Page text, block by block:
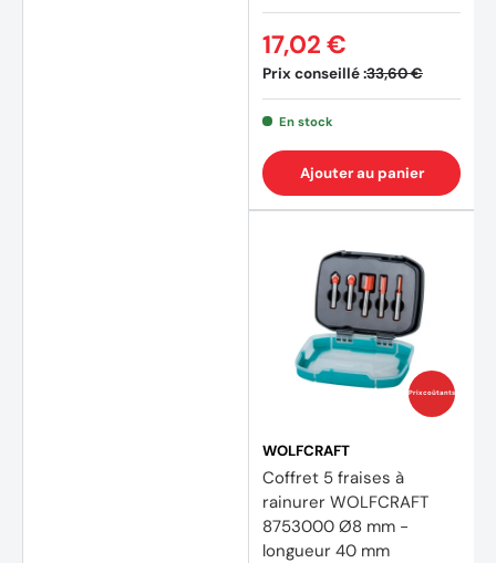
Prix conseillé :33,60 €
17,02 €
En stock
Ajouter au panier
Prix coûtants
WOLFCRAFT
Coffret 5 fraises à
rainurer WOLFCRAFT
8753000 Ø8 mm -
longueur 40 mm